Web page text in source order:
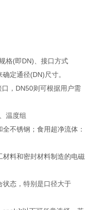
格(即DN)、接口方式
定通径(DN)尺寸。
，DN50则可根据用户需
温度组
不锈钢；食用超净流体：
料和密封材料制造的电磁
状态，特别是口径大于